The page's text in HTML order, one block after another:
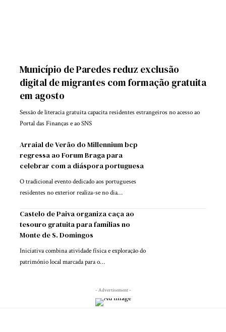
Município de Paredes reduz exclusão
digital de migrantes com formação gratuita
em agosto
Sessão de literacia gratuita capacita residentes estrangeiros no acesso ao
Portal das Finanças e ao SNS
Arraial de Verão do Millennium bcp
regressa ao Forum Braga para
celebrar com a diáspora portuguesa
O tradicional evento dedicado aos portugueses
residentes no exterior realiza-se no dia…
Castelo de Paiva organiza caça ao
tesouro gratuita para famílias no
Monte de S. Domingos
Iniciativa combina atividade física e exploração do
património local marcada para o…
- Advertisement -